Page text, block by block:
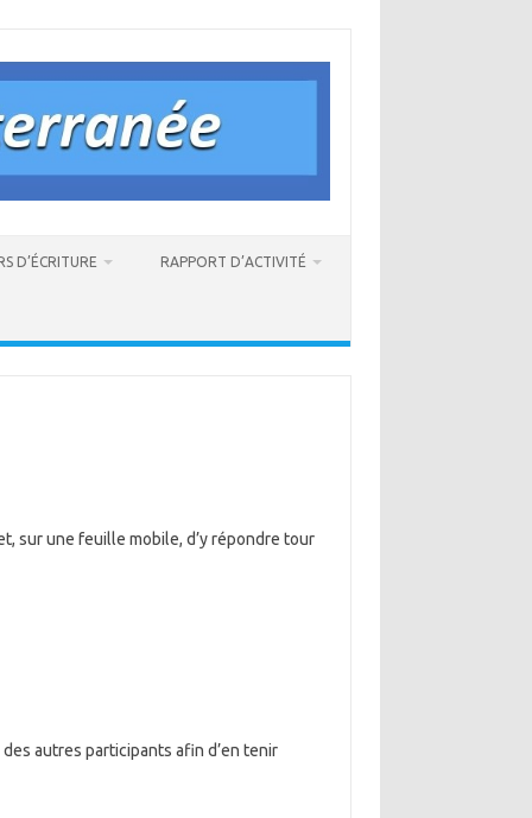
D’ÉCRITURE RAPPORT D’ACTIVITÉ
sur une feuille mobile, d’y répondre tour
autres participants afin d’en tenir